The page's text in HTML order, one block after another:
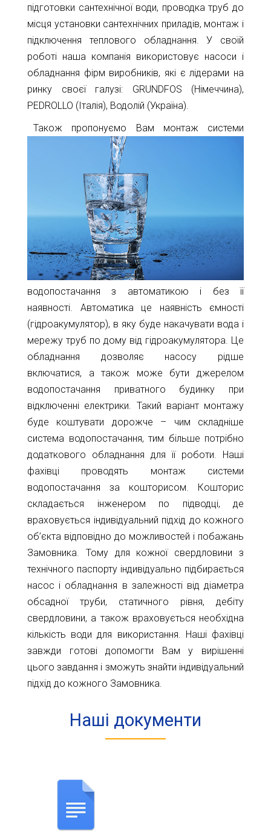
підготовки сантехнічної води, проводка труб до
місця установки сантехнічних приладів, монтаж і
підключення теплового обладнання. У своїй
роботі наша компанія використовує насоси і
обладнання фірм виробників, які є лідерами на
ринку своєї галузі: GRUNDFOS (Німеччина),
PEDROLLO (Італія), Водолій (Україна).
Також пропонуємо Вам монтаж системи
водопостачання з автоматикою і без її
наявності. Автоматика це наявність ємності
(гідроакумулятор), в яку буде накачувати вода і
мережу труб по дому від гідроакумулятора. Це
обладнання дозволяє насосу рідше
включатися, а також може бути джерелом
водопостачання приватного будинку при
відключенні електрики. Такий варіант монтажу
буде коштувати дорожче – чим складніше
система водопостачання, тим більше потрібно
додаткового обладнання для її роботи. Наші
фахівці проводять монтаж системи
водопостачання за кошторисом. Кошторис
складається інженером по підводці, де
враховується індивідуальний підхід до кожного
об’єкта відповідно до можливостей і побажань
Замовника. Тому для кожної свердловини з
технічного паспорту індивідуально підбирається
насос і обладнання в залежності від діаметра
обсадної труби, статичного рівня, дебіту
свердловини, а також враховується необхідна
кількість води для використання. Наші фахівці
завжди готові допомогти Вам у вирішенні
цього завдання і зможуть знайти індивідуальний
підхід до кожного Замовника.
Наші документи